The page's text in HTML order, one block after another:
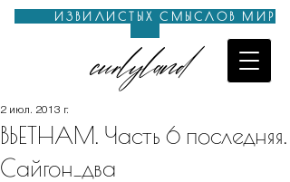
curlyland
ИЗВИЛИСТЫХ СМЫСЛОВ МИР
ВЬЕТНАМ. Часть 6 последняя.
Сайгон_два
2 июл. 2013 г.